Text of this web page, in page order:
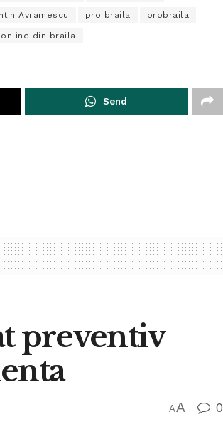
Avramescu pro braila probraila
din braila
Send
preventiv
AA 0